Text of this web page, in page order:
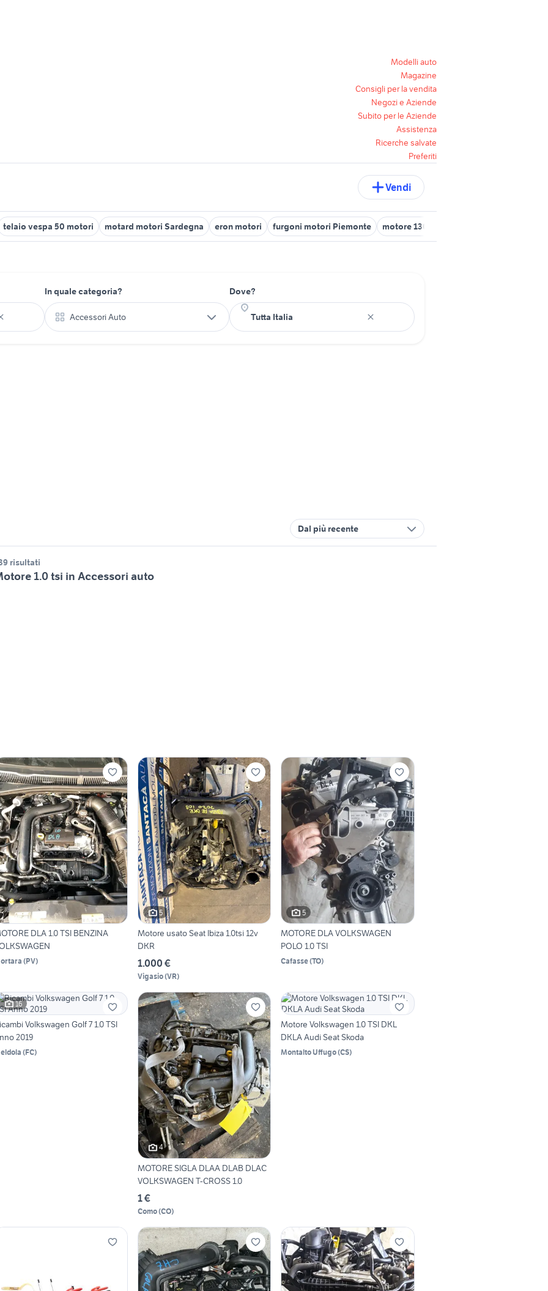
Modelli auto
Magazine
Consigli per la vendita
Negozi e Aziende
Subito per le Aziende
Assistenza
Ricerche salvate
Preferiti
Vendi
telaio vespa 50 motori motard motori Sardegna eron motori furgoni motori Piemonte motore 1300 multijet 95 cv usato
In quale categoria?
Accessori Auto
Dove?
Dal più recente
risultati
1.0 tsi in Accessori auto
DLA 1.0 TSI BENZINA
(PV)
5
Motore usato Seat Ibiza 1.0tsi 12v
DKR
1.000 €
Vigasio(VR)
5
MOTORE DLA VOLKSWAGEN
POLO 1.0 TSI
Cafasse(TO)
16
Volkswagen Golf 7 1.0 TSI
2019
(FC)
4
MOTORE SIGLA DLAA DLAB DLAC
VOLKSWAGEN T-CROSS 1.0
1 €
Como(CO)
Motore Volkswagen 1.0 TSI DKL
DKLA Audi Seat Skoda
Montalto Uffugo(CS)